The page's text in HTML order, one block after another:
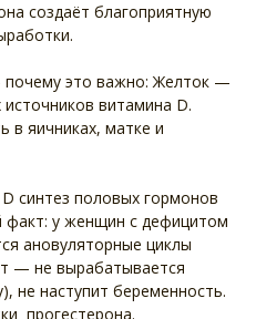
создаёт благоприятную
почему это важно: Желток —
витамина D.
в яичниках, матке и
синтез половых гормонов
факт: у женщин с дефицитом
ановуляторные циклы
— не вырабатывается
не наступит беременность.
прогестерона.